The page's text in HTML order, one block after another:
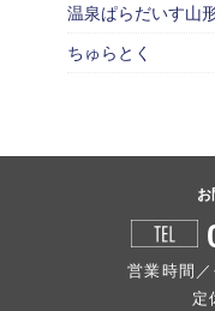
温泉ぱらだいす山
ちゅらとく
お
営業時間
定